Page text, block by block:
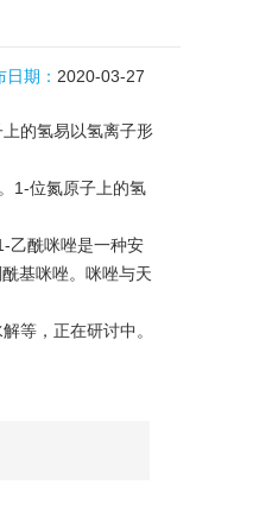
日期： 2020-03-27
的氢易以氢离子形
1-位氮原子上的氢
乙酰咪唑是一种安
基咪唑。咪唑与天
等，正在研讨中。